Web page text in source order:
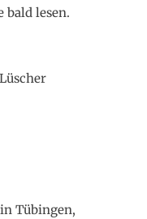
bald lesen.
Tübingen,